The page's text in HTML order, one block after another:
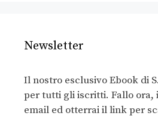
Newsletter
Il nostro esclusivo Ebook di
per tutti gli iscritti. Fallo ora,
email ed otterrai il link per